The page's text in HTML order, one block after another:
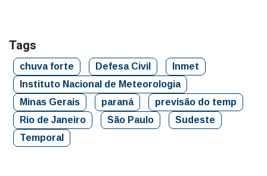
Tags
chuva forte Defesa Civil
Inmet
Instituto Nacional de Meteorologia
Minas Gerais
paraná
previsão do temp
Rio de Janeiro
São Paulo
Sudeste
Temporal